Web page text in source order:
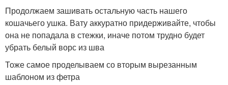
Продолжаем зашивать остальную часть нашего
кошачьего ушка. Вату аккуратно придерживайте, чтобы
она не попадала в стежки, иначе потом трудно будет
убрать белый ворс из шва
Тоже самое проделываем со вторым вырезанным
шаблоном из фетра